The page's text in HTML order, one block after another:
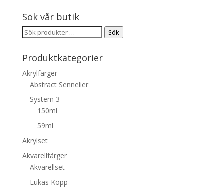
Sök vår butik
Sök
Sök
Produktkategorier
Akrylfärger
Abstract Sennelier
System 3
150ml
59ml
Akrylset
Akvarellfärger
Akvarellset
Lukas Kopp